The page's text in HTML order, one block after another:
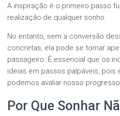
A inspiração é o primeiro passo
realização de qualquer sonho.
No entanto, sem a conversão
concretas, ela pode se tornar
passageiro. É essencial que os
ideias em passos palpáveis, pois
podemos avaliar nosso
Por Que Sonhar